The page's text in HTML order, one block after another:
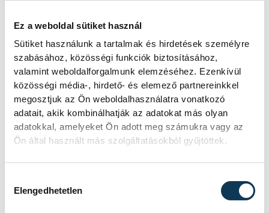
Ez a weboldal sütiket használ
Sütiket használunk a tartalmak és hirdetések személyre
szabásához, közösségi funkciók biztosításához,
valamint weboldalforgalmunk elemzéséhez. Ezenkívül
közösségi média-, hirdető- és elemező partnereinkkel
megosztjuk az Ön weboldalhasználatra vonatkozó
adatait, akik kombinálhatják az adatokat más olyan
adatokkal, amelyeket Ön adott meg számukra vagy az
Ön által használt más szolgáltatásokból gyűjtöttek.
Elengedhetetlen
Kiemelte, hogy a sikeres közigazgatás
működtetésének és fenntartásának két
alappillére van: a megfelelően szervezett,
rugalmas, gyorsan reagáló,
ügyfélközpontú intézményrendszer,
közigazgatási szakemberek megléte.